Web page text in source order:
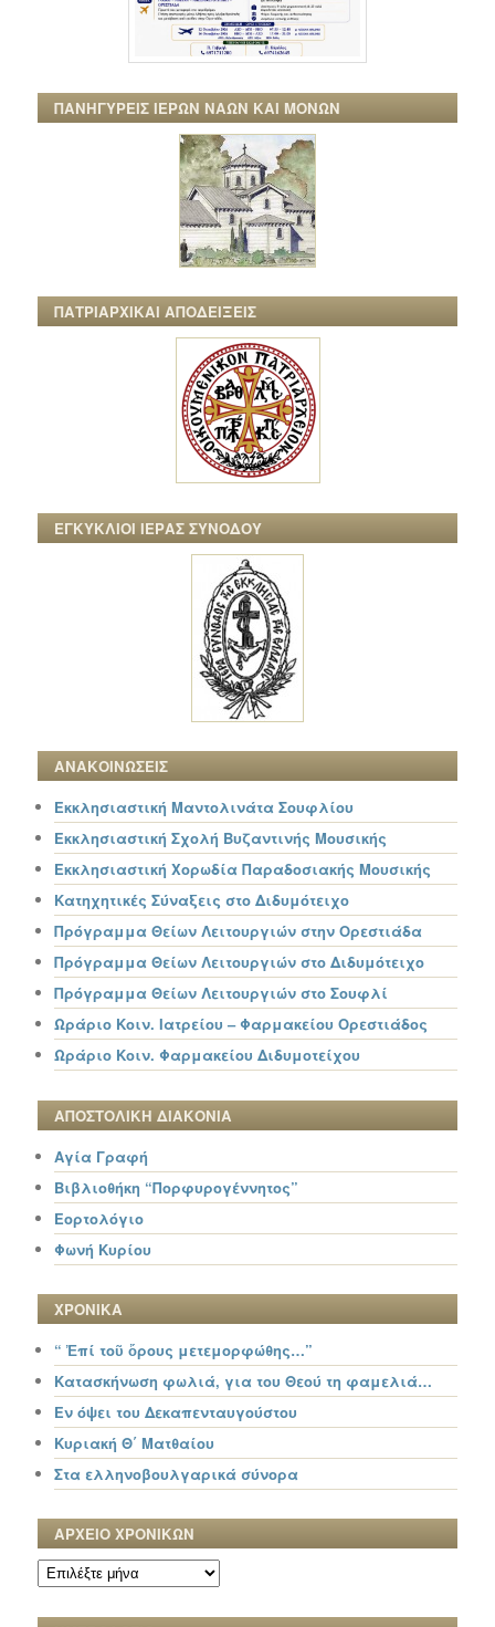
ΠΑΝΗΓΥΡΕΙΣ ΙΕΡΩΝ ΝΑΩΝ ΚΑΙ ΜΟΝΩΝ
ΠΑΤΡΙΑΡΧΙΚΑΙ ΑΠΟΔΕΙΞΕΙΣ
ΕΓΚΥΚΛΙΟΙ ΙΕΡΑΣ ΣΥΝΟΔΟΥ
ΑΝΑΚΟΙΝΩΣΕΙΣ
Εκκλησιαστική Μαντολινάτα Σουφλίου
Εκκλησιαστική Σχολή Βυζαντινής Μουσικής
Εκκλησιαστική Χορωδία Παραδοσιακής Μουσικής
Κατηχητικές Σύναξεις στο Διδυμότειχο
Πρόγραμμα Θείων Λειτουργιών στην Ορεστιάδα
Πρόγραμμα Θείων Λειτουργιών στο Διδυμότειχο
Πρόγραμμα Θείων Λειτουργιών στο Σουφλί
Ωράριο Κοιν. Ιατρείου – Φαρμακείου Ορεστιάδος
Ωράριο Κοιν. Φαρμακείου Διδυμοτείχου
ΑΠΟΣΤΟΛΙΚΗ ΔΙΑΚΟΝΙΑ
Αγία Γραφή
Βιβλιοθήκη “Πορφυρογέννητος”
Εορτολόγιο
Φωνή Κυρίου
ΧΡΟΝΙΚΑ
“ Ἐπί τοῦ ὄρους μετεμορφώθης…”
Κατασκήνωση φωλιά, για του Θεού τη φαμελιά…
Εν όψει του Δεκαπενταυγούστου
Κυριακή Θ΄ Ματθαίου
Στα ελληνοβουλγαρικά σύνορα
ΑΡΧΕΙΟ ΧΡΟΝΙΚΩΝ
ΑΡΧΕΙΟ
ΧΡΟΝΙΚΩΝ